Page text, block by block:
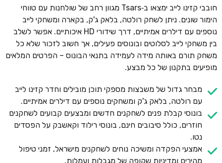
חובבי קזינו לייב ימצאו ב‑Tsars מגוון רחב של שולחנות עם טווחי
הימור שונים. ניתן לשחק רולטה, בלאק ג'ק, בקארה ומשחקי לייב
נוספים עם דילרים אמיתיים, דרך שידורי HD איכותיים. אפשר לשלב
בין משחקי לייב לסלוטים ובונוסים פעילים, אך חשוב לזכור שלא כל
משחק תורם באותה מידה לעמידה בתנאי הבונוס – הפרטים המלאים
מופיעים בתקנון של כל מבצע.
מבחר גדול של משבצות מספקי תוכן מובילים וחדר קזינו לייב
עם רולטה, בלאק ג'ק ומשחקים נוספים עם דילרים אמיתיים.
בונוסי קבלת פנים לשחקנים חדשים ומבצעים קבועים לשחקנים
חוזרים, כולל סיבובים חינם, בונוסי רילוד וקאשבק על הפסדים
נטו.
אמצעי הפקדה ומשיכה נוחים לשחקנים מישראל, זמני טיפול
מהירים ומדיניות שקופה של מגבלות ועמלות.